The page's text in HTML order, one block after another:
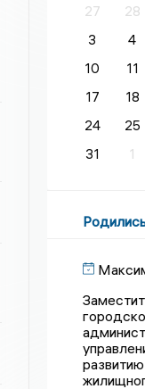
27
28
3
4
10
11
17
18
24
25
31
1